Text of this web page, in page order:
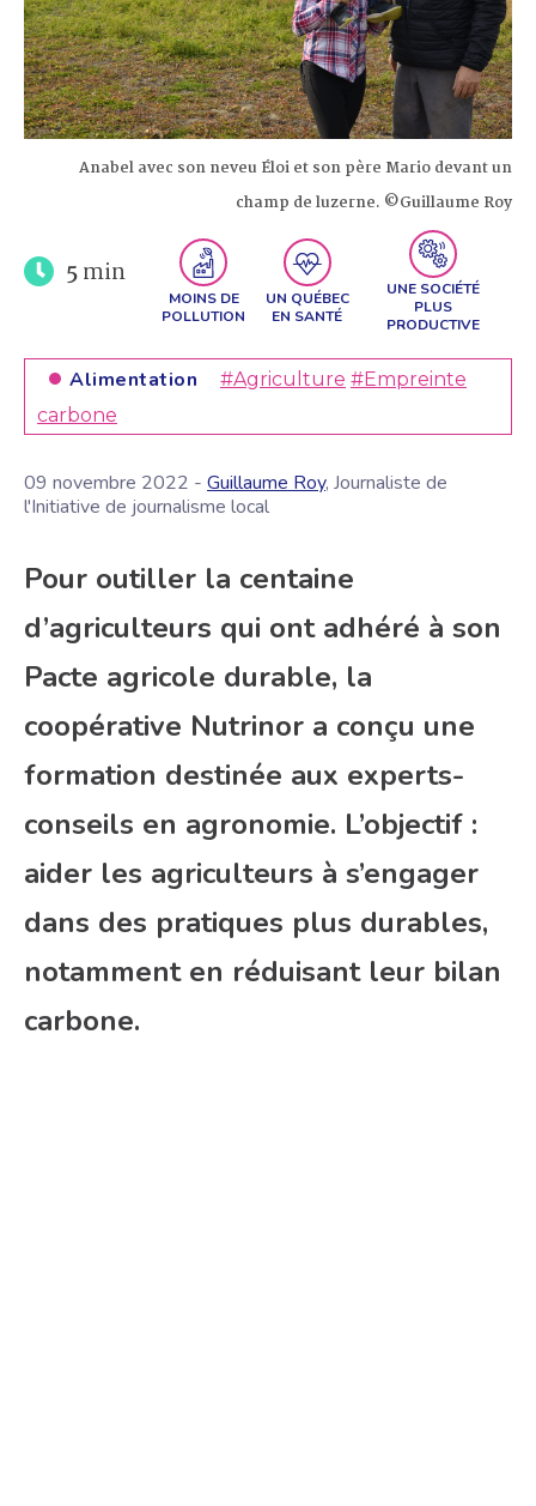
Anabel avec son neveu Éloi et son père Mario devant un
champ de luzerne. ©Guillaume Roy
5min
MOINS DE
POLLUTION
UN QUÉBEC
EN SANTÉ
UNE SOCIÉTÉ
PLUS
PRODUCTIVE
Alimentation #Agriculture #Empreinte
carbone
09 novembre 2022 - Guillaume Roy, Journaliste de
l'Initiative de journalisme local
Pour outiller la centaine
d’agriculteurs qui ont adhéré à son
Pacte agricole durable, la
coopérative Nutrinor a conçu une
formation destinée aux experts-
conseils en agronomie. L’objectif :
aider les agriculteurs à s’engager
dans des pratiques plus durables,
notamment en réduisant leur bilan
carbone.